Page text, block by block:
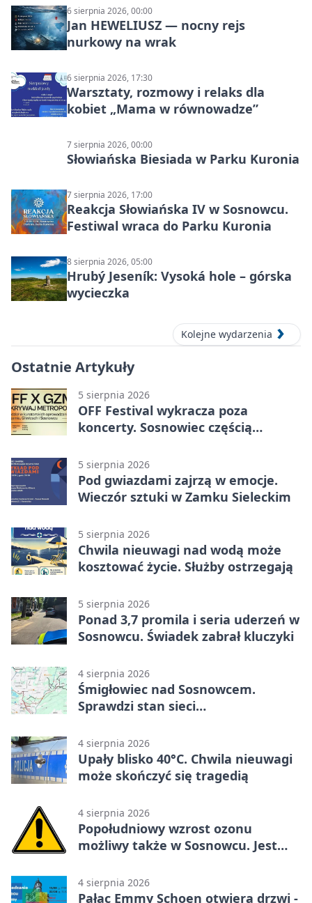
kulturalne – edycja II”
6 sierpnia 2026, 00:00
Jan HEWELIUSZ — nocny rejs
nurkowy na wrak
6 sierpnia 2026, 17:30
Warsztaty, rozmowy i relaks dla
kobiet „Mama w równowadze”
7 sierpnia 2026, 00:00
Słowiańska Biesiada w Parku Kuronia
7 sierpnia 2026, 17:00
Reakcja Słowiańska IV w Sosnowcu.
Festiwal wraca do Parku Kuronia
8 sierpnia 2026, 05:00
Hrubý Jeseník: Vysoká hole – górska
wycieczka
Kolejne wydarzenia
Ostatnie Artykuły
5 sierpnia 2026
OFF Festival wykracza poza
koncerty. Sosnowiec częścią
5 sierpnia 2026
Pod gwiazdami zajrzą w emocje.
Wieczór sztuki w Zamku Sieleckim
5 sierpnia 2026
Chwila nieuwagi nad wodą może
kosztować życie. Służby ostrzegają
5 sierpnia 2026
Ponad 3,7 promila i seria uderzeń w
Sosnowcu. Świadek zabrał kluczyki
4 sierpnia 2026
Śmigłowiec nad Sosnowcem.
Sprawdzi stan sieci
4 sierpnia 2026
Upały blisko 40°C. Chwila nieuwagi
może skończyć się tragedią
4 sierpnia 2026
Popołudniowy wzrost ozonu
możliwy także w Sosnowcu. Jest
4 sierpnia 2026
Pałac Emmy Schoen otwiera drzwi -